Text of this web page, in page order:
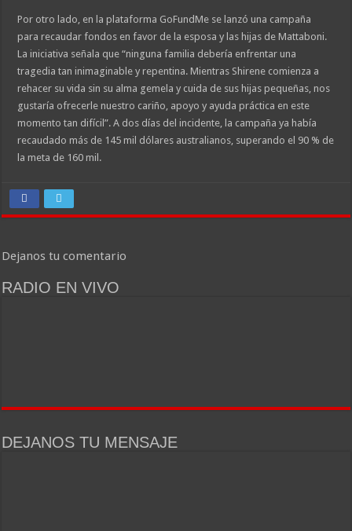
Por otro lado, en la plataforma GoFundMe se lanzó una campaña
para recaudar fondos en favor de la esposa y las hijas de Mattaboni.
La iniciativa señala que “ninguna familia debería enfrentar una
tragedia tan inimaginable y repentina. Mientras Shirene comienza a
rehacer su vida sin su alma gemela y cuida de sus hijas pequeñas, nos
gustaría ofrecerle nuestro cariño, apoyo y ayuda práctica en este
momento tan difícil”. A dos días del incidente, la campaña ya había
recaudado más de 145 mil dólares australianos, superando el 90 % de
la meta de 160 mil.
Dejanos tu comentario
RADIO EN VIVO
DEJANOS TU MENSAJE